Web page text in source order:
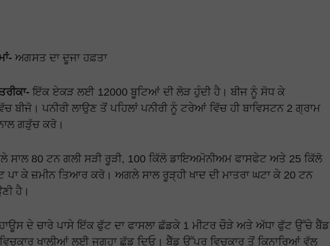
ਅਗਸਤ ਦਾ ਦੂਜਾ ਹਫ਼ਤਾ
ਇੱਕ ਏਕੜ ਲਈ 12000 ਬੂਟਿਆਂ ਦੀ ਲੋੜ ਹੁੰਦੀ ਹੈ। ਬੀਜ ਨੂੰ ਸੋਧ ਕੇ
ਬੀਜੋ। ਪਨੀਰੀ ਲਾਉਣ ਤੋਂ ਪਹਿਲਾਂ ਪਨੀਰੀ ਨੂੰ ਟਰੇਆਂ ਵਿੱਚ ਹੀ ਬਾਵਿਸਟਨ 2 ਗ੍ਰਾਮ
ਗੜੁੱਚ ਕਰੋ।
ਸਾਲ 80 ਟਨ ਗਲੀ ਸੜੀ ਰੂੜੀ, 100 ਕਿੱਲੋ ਡਾਇਅਮੋਨੀਅਮ ਫਾਸਫੇਟ ਅਤੇ 25 ਕਿੱਲੋ
ਕੇ ਜ਼ਮੀਨ ਤਿਆਰ ਕਰੋ। ਅਗਲੇ ਸਾਲ ਰੂੜ੍ਹੀ ਖਾਦ ਦੀ ਮਾਤਰਾ ਘਟਾ ਕੇ 20 ਟਨ
ਹੈ।
ਦੇ ਚਾਰੇ ਪਾਸੇ ਇੱਕ ਫੁੱਟ ਦਾ ਫਾਸਲਾ ਛੱਡਕੇ 1 ਮੀਟਰ ਚੌੜੇ ਅਤੇ ਅੱਧਾ ਫੁੱਟ ਉੱਚੇ ਬੈੱਡ
ਖਾਲੀਆਂ ਲਈ ਜਗ੍ਹਾ ਛੱਡ ਦਿਓ। ਬੈੱਡ ਉੱਪਰ ਵਿਚਕਾਰ ਤੋਂ ਕਿਨਾਰਿਆਂ ਵੱਲ